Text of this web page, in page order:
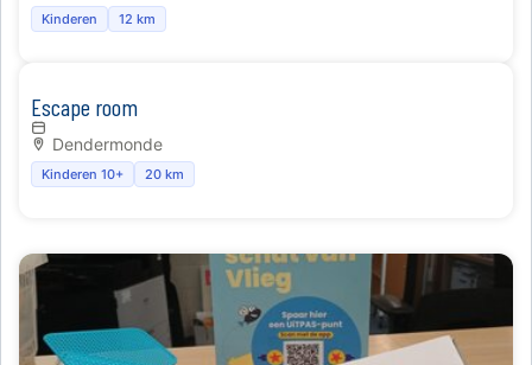
Kinderen 12 km
Escape room
Dendermonde
Kinderen 10+ 20 km